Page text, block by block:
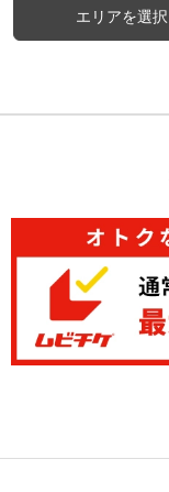
エリアを選択